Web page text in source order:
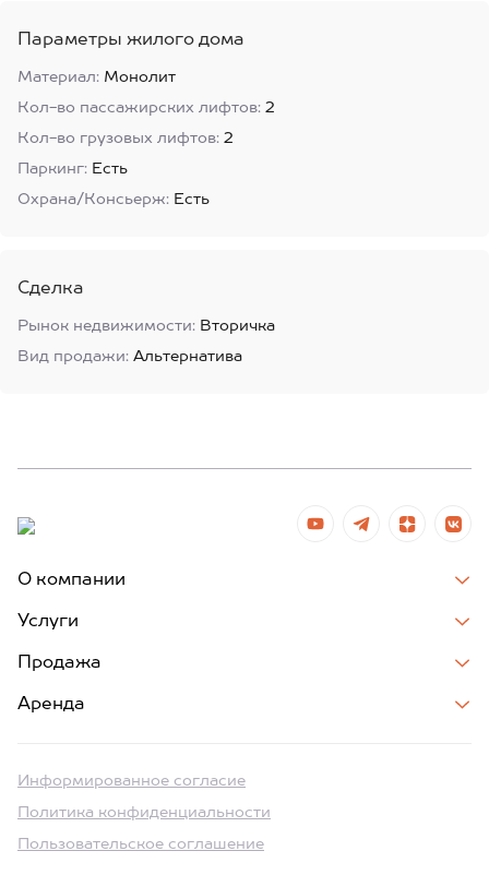
Параметры жилого дома
Материал: Монолит
Кол-во пассажирских лифтов: 2
Кол-во грузовых лифтов: 2
Паркинг: Есть
Охрана/Консьерж: Есть
Сделка
Рынок недвижимости: Вторичка
Вид продажи: Альтернатива
О компании
Услуги
Продажа
Аренда
Информированное согласие
Политика конфиденциальности
Пользовательское соглашение